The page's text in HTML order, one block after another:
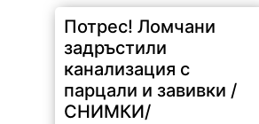
Потрес! Ломчани
задръстили
канализация с
парцали и завивки /
СНИМКИ/